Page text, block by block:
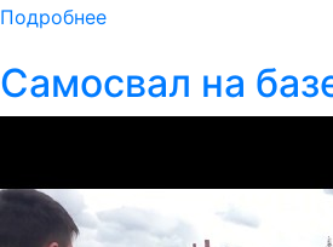
Подробнее
Самосвал на